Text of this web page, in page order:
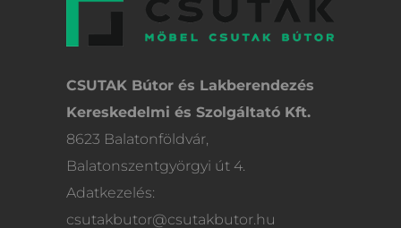
CSUTAK Bútor és Lakberendezés
Kereskedelmi és Szolgáltató Kft.
8623 Balatonföldvár,
Balatonszentgyörgyi út 4.
Adatkezelés:
csutakbutor@csutakbutor.hu